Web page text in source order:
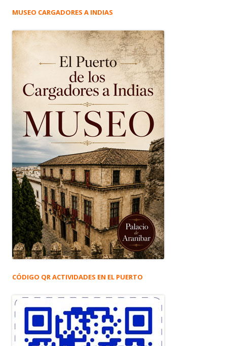
MUSEO CARGADORES A INDIAS
CÓDIGO QR ACTIVIDADES EN EL PUERTO